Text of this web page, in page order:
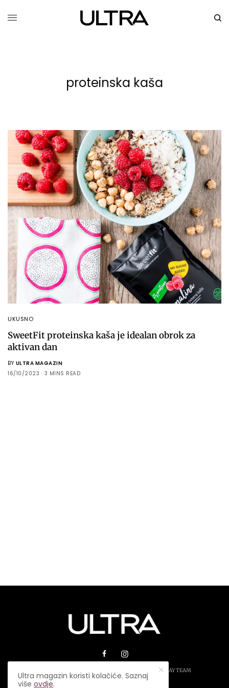
proteinska kaša
UKUSNO
SweetFit proteinska kaša je idealan obrok za
aktivan dan
BY ULTRA MAGAZIN
16/10/2023
3 MINS READ
© 2026 ULTRA MAGAZIN. SVA PRAVA ZADRŽANA.PLAY TEAM
Ultra magazin koristi kolačiće. Saznaj
višeovdje.